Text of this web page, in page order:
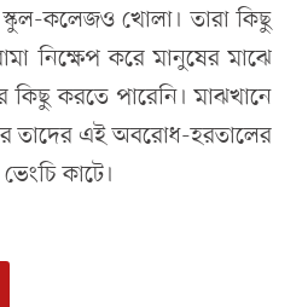
কলেজও খোলা। তারা কিছু
নিক্ষেপ করে মানুষের মাঝে
করতে পারেনি। মাঝখানে
তাদের এই অবরোধ-হরতালের
কাটে।